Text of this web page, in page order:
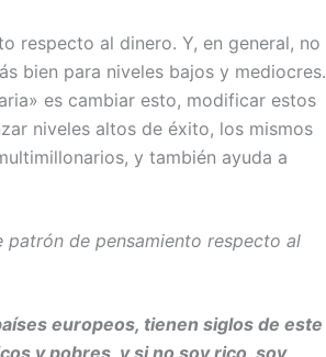
respecto al dinero. Y, en general, no
bien para niveles bajos y mediocres.
es cambiar esto, modificar estos
niveles altos de éxito, los mismos
y también ayuda a
patrón de pensamiento respecto al
europeos, tienen siglos de este
y pobres, y si no soy rico, soy